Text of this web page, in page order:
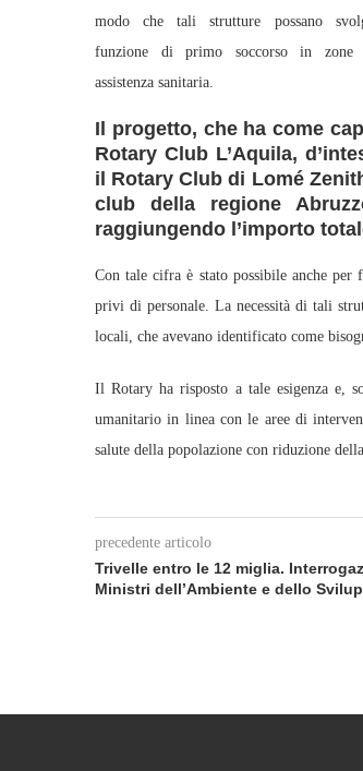
modo che tali strutture possano
funzione di primo soccorso in
assistenza sanitaria.
Il progetto, che ha come
Rotary Club L’Aquila,
il Rotary Club di Lomé
club della regione
raggiungendo l’importo
Con tale cifra è stato possibile anche
privi di personale. La necessità di tali
locali, che avevano identificato come
Il Rotary ha risposto a tale esigenza e,
umanitario in linea con le aree di
salute della popolazione con riduzione
precedente articolo
Trivelle entro le 12 miglia.
Ministri dell’Ambiente e dello